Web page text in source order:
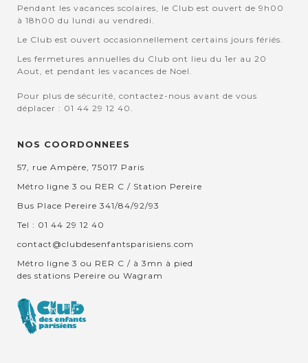
Pendant les vacances scolaires, le Club est ouvert de 9h00
à 18h00 du lundi au vendredi.
Le Club est ouvert occasionnellement certains jours fériés.
Les fermetures annuelles du Club ont lieu du 1er au 20
Aout, et pendant les vacances de Noel.
Pour plus de sécurité, contactez-nous avant de vous
déplacer : 01 44 29 12 40.
NOS COORDONNEES
57, rue Ampère, 75017 Paris
Métro ligne 3 ou RER C / Station Pereire
Bus Place Pereire 341/84/92/93
Tel : 01 44 29 12 40
contact@clubdesenfantsparisiens.com
Métro ligne 3 ou RER C / à 3mn à pied
des stations Pereire ou Wagram